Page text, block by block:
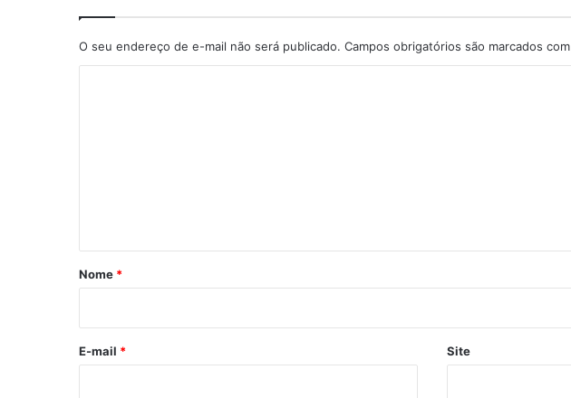
O seu endereço de e-mail não será publicado. Campos obrigatórios são marcados com
r
*
Nome *
E-mail * Site